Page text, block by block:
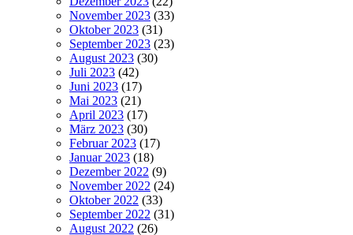
November 2023 (33)
Oktober 2023 (31)
September 2023 (23)
August 2023 (30)
Juli 2023 (42)
Juni 2023 (17)
Mai 2023 (21)
April 2023 (17)
März 2023 (30)
Februar 2023 (17)
Januar 2023 (18)
Dezember 2022 (9)
November 2022 (24)
Oktober 2022 (33)
September 2022 (31)
August 2022 (26)